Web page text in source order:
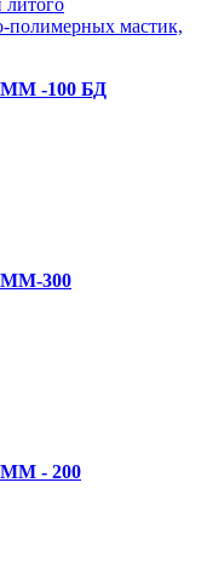
полимерных мастик,
MM -100 БД
300
- 200